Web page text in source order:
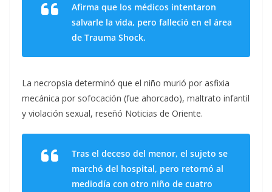
Afirma que los médicos intentaron
salvarle la vida, pero falleció en el área
de Trauma Shock.
La necropsia determinó que el niño murió por asfixia
mecánica por sofocación (fue ahorcado), maltrato infantil
y violación sexual, reseñó Noticias de Oriente.
Tras el deceso del menor, el sujeto se
marchó del hospital, pero retornó al
mediodía con otro niño de cuatro